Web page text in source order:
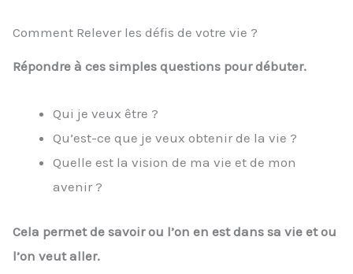
Comment Relever les défis de votre vie ?
Répondre à ces simples questions pour débuter.
Qui je veux être ?
Qu’est-ce que je veux obtenir de la vie ?
Quelle est la vision de ma vie et de mon
avenir ?
Cela permet de savoir ou l’on en est dans sa vie et ou
l’on veut aller.